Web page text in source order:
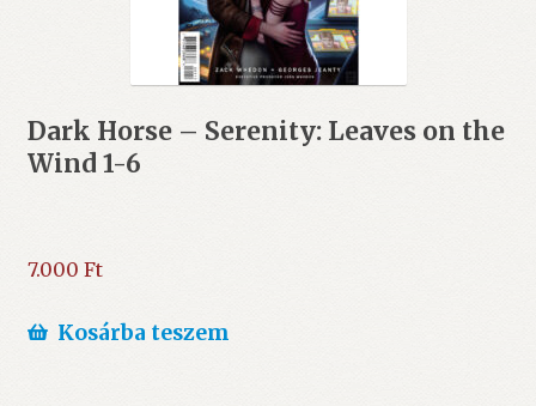
Dark Horse – Serenity: Leaves on the
Wind 1-6
7.000 Ft
Kosárba teszem